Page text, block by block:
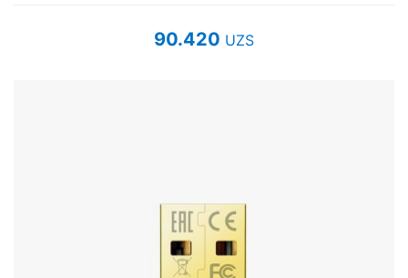
Модемы ADSL, Wan/Lan Роутеры, Wi-Fi
90.420 UZS